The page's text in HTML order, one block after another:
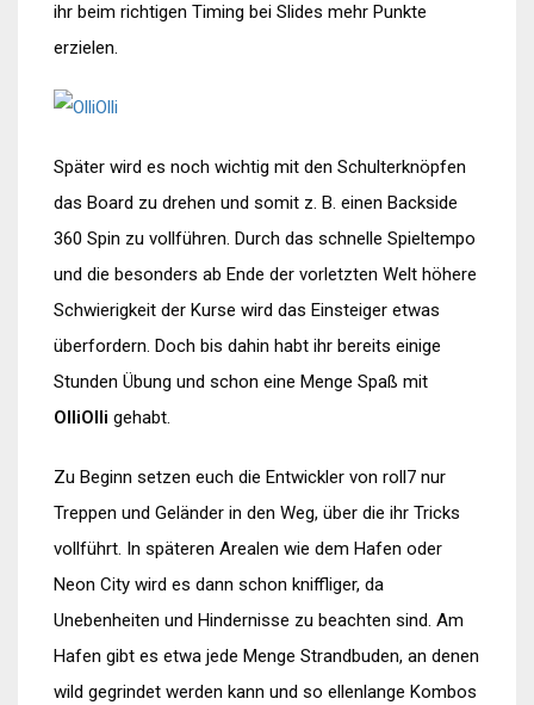
ihr beim richtigen Timing bei Slides mehr Punkte
erzielen.
Später wird es noch wichtig mit den Schulterknöpfen
das Board zu drehen und somit z. B. einen Backside
360 Spin zu vollführen. Durch das schnelle Spieltempo
und die besonders ab Ende der vorletzten Welt höhere
Schwierigkeit der Kurse wird das Einsteiger etwas
überfordern. Doch bis dahin habt ihr bereits einige
Stunden Übung und schon eine Menge Spaß mit
OlliOlli gehabt.
Zu Beginn setzen euch die Entwickler von roll7 nur
Treppen und Geländer in den Weg, über die ihr Tricks
vollführt. In späteren Arealen wie dem Hafen oder
Neon City wird es dann schon kniffliger, da
Unebenheiten und Hindernisse zu beachten sind. Am
Hafen gibt es etwa jede Menge Strandbuden, an denen
wild gegrindet werden kann und so ellenlange Kombos